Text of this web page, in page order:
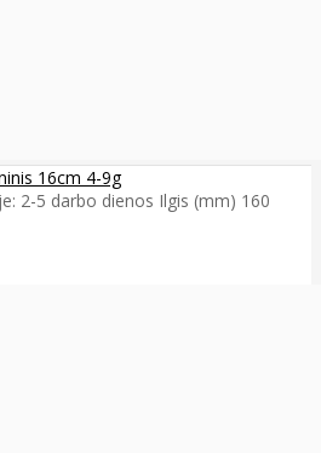
16cm 4-9g
2-5 darbo dienos Ilgis (mm) 160